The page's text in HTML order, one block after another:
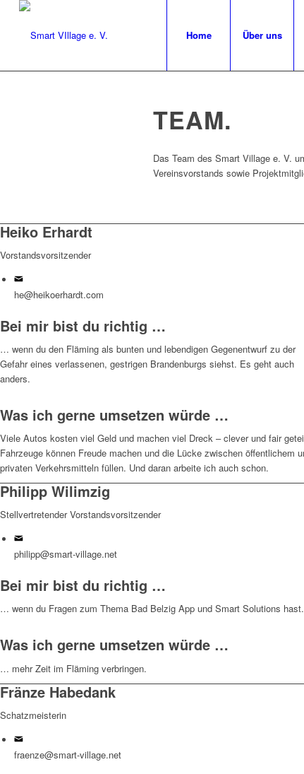
Home Über uns
TEAM.
Das Team des Smart Village e. V.
Vereinsvorstands sowie
Heiko Erhardt
Vorstandsvorsitzender
he@heikoerhardt.com
Bei mir bist du richtig …
… wenn du den Fläming als bunten und lebendigen Gegenentwurf zu der
Gefahr eines verlassenen, gestrigen Brandenburgs siehst. Es geht auch
anders.
Was ich gerne umsetzen würde …
Viele Autos kosten viel Geld und machen viel Dreck – clever und fair
Fahrzeuge können Freude machen und die Lücke zwischen öffentlichem
privaten Verkehrsmitteln füllen. Und daran arbeite ich auch schon.
Philipp Wilimzig
Stellvertretender Vorstandsvorsitzender
philipp@smart-village.net
Bei mir bist du richtig …
… wenn du Fragen zum Thema Bad Belzig App und Smart Solutions hast.
Was ich gerne umsetzen würde …
… mehr Zeit im Fläming verbringen.
Fränze Habedank
Schatzmeisterin
fraenze@smart-village.net